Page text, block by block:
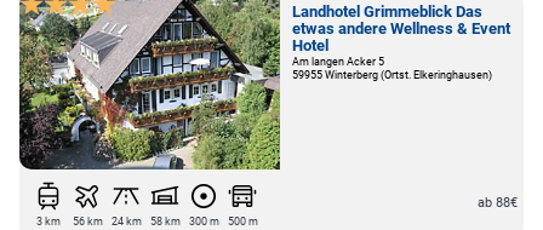
Landhotel Grimmeblick Das
etwas andere Wellness & Event
Hotel
Am langen Acker 5
59955 Winterberg (Ortst. Elkeringhausen)
3 km 56 km 24 km 58 km 300 m 500 m
ab 88€